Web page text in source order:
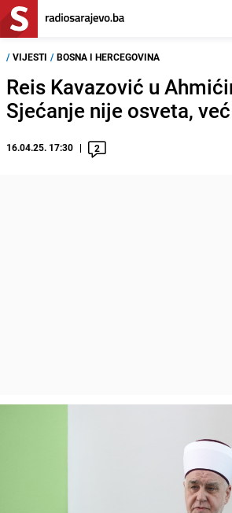
/ VIJESTI / BOSNA I HERCEGOVINA
Reis Kavazović u
Sjećanje nije osveta,
16.04.25. 17:30 2